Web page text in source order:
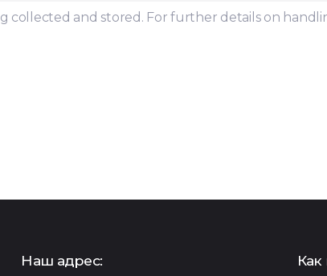
collected and stored. For further details on
Наш адрес: Как